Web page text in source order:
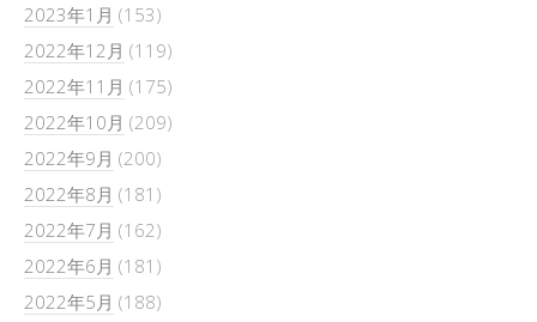
2023年1月 (153)
2022年12月 (119)
2022年11月 (175)
2022年10月 (209)
2022年9月 (200)
2022年8月 (181)
2022年7月 (162)
2022年6月 (181)
2022年5月 (188)